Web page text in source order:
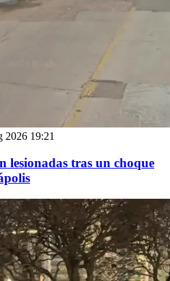
2026 19:21
lesionadas tras un choque